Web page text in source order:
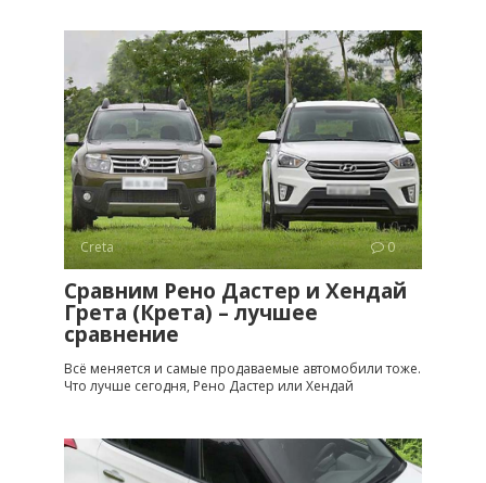
Creta 0
Сравним Рено Дастер и Хендай
Грета (Крета) – лучшее
сравнение
Всё меняется и самые продаваемые автомобили тоже.
Что лучше сегодня, Рено Дастер или Хендай